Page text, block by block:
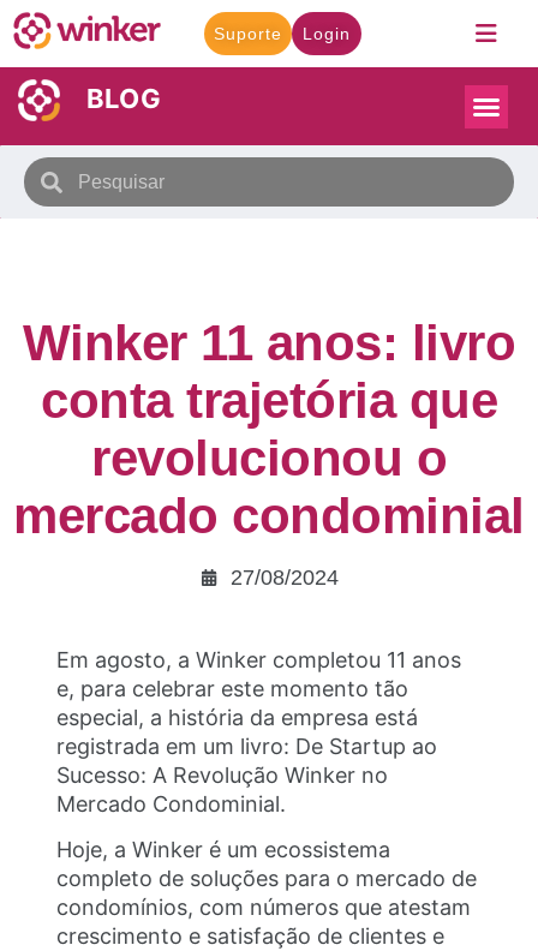
Suporte Login
BLOG
Winker 11 anos: livro
conta trajetória que
revolucionou o
mercado condominial
27/08/2024
Em agosto, a Winker completou 11 anos
e, para celebrar este momento tão
especial, a história da empresa está
registrada em um livro: De Startup ao
Sucesso: A Revolução Winker no
Mercado Condominial.
Hoje, a Winker é um ecossistema
completo de soluções para o mercado de
condomínios, com números que atestam
crescimento e satisfação de clientes e